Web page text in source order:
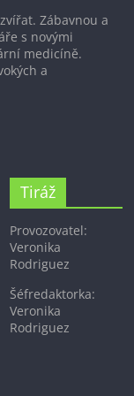
Zábavnou a
s novými
medicíně.
a
Tiráž
Provozovatel:
Veronika
Rodriguez
Šéfredaktorka:
Veronika
Rodriguez